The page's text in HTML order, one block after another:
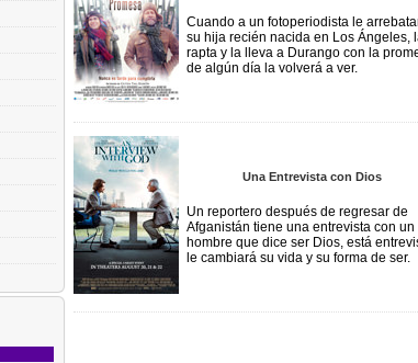
Cuando a un fotoperiodista le
su hija recién nacida en Los Ángeles,
rapta y la lleva a Durango con la
de algún día la volverá a ver.
Una Entrevista con Dios
Un reportero después de regresar de
Afganistán tiene una entrevista con un
hombre que dice ser Dios, está
le cambiará su vida y su forma de ser.